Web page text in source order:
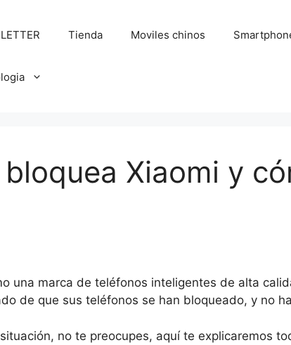
Tienda Moviles chinos
Xiaomi y
una marca de teléfonos inteligentes de alta
de que sus teléfonos se han bloqueado, y no
no te preocupes, aquí te explicaremos